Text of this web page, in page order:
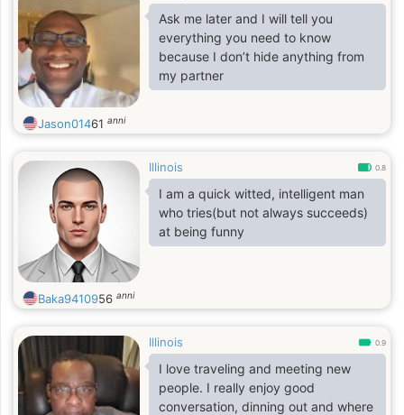
Ask me later and I will tell you
everything you need to know
because I don’t hide anything from
my partner
Jason01461 anni
Illinois 0.8
I am a quick witted, intelligent man
who tries(but not always succeeds)
at being funny
Baka9410956 anni
Illinois 0.9
I love traveling and meeting new
people. I really enjoy good
conversation, dinning out and where